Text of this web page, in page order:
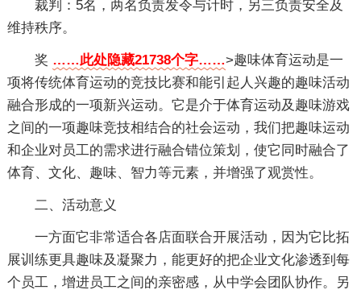
裁判：5名，两名负责发令与计时，另三负责安全及
维持秩序。
奖 ……此处隐藏21738个字……>趣味体育运动是一
项将传统体育运动的竞技比赛和能引起人兴趣的趣味活动
融合形成的一项新兴运动。它是介于体育运动及趣味游戏
之间的一项趣味竞技相结合的社会运动，我们把趣味运动
和企业对员工的需求进行融合错位策划，使它同时融合了
体育、文化、趣味、智力等元素，并增强了观赏性。
二、活动意义
一方面它非常适合各店面联合开展活动，因为它比拓
展训练更具趣味及凝聚力，能更好的把企业文化渗透到每
个员工，增进员工之间的亲密感，从中学会团队协作。另